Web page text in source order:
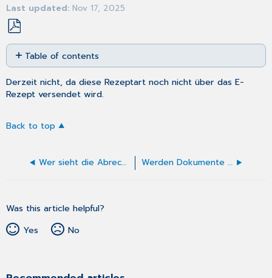
Last updated Nov 17, 2025
Save
as
PDF
Table of contents
No
headers
Derzeit nicht, da diese Rezeptart noch nicht über das E-
Rezept versendet wird.
Back to top
Wer sieht die Abrechnungsdaten der Krankenkassen? Werden Dokumente irgendwann aus der ePA gelöscht?
Was this article helpful?
Yes
No